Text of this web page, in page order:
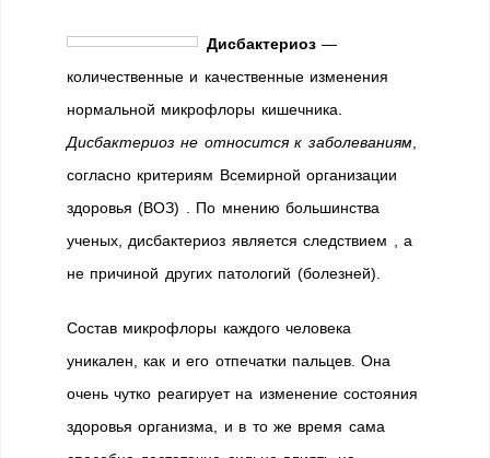
Дисбактериоз —
количественные и качественные изменения
нормальной микрофлоры кишечника.
Дисбактериоз не относится к заболеваниям,
согласно критериям Всемирной организации
здоровья (ВОЗ)
. По мнению большинства
ученых, дисбактериоз является следствием , а
не причиной других патологий (болезней).
Состав микрофлоры каждого человека
уникален, как и его отпечатки пальцев. Она
очень чутко реагирует на изменение состояния
здоровья организма, и в то же время сама